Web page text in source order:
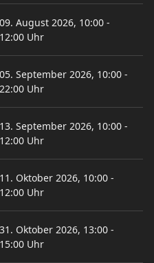
09. August 2026, 10:00 -
12:00 Uhr
05. September 2026, 10:00 -
22:00 Uhr
13. September 2026, 10:00 -
12:00 Uhr
11. Oktober 2026, 10:00 -
12:00 Uhr
31. Oktober 2026, 13:00 -
15:00 Uhr